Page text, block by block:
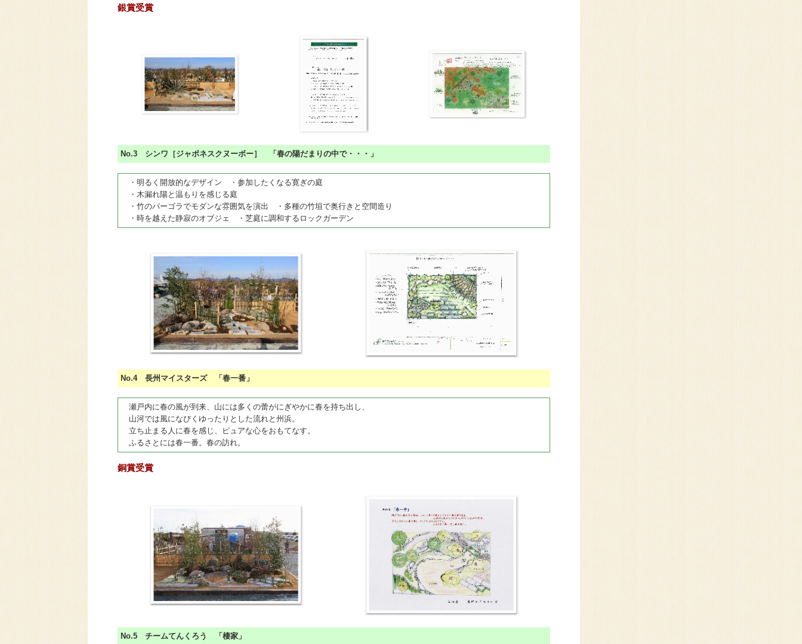
銀賞受賞
No.3 シンワ［ジャポネスクヌーボー］ 「春の陽だまりの中で・・・」
・明るく開放的なデザイン ・参加したくなる寛ぎの庭
・木漏れ陽と温もりを感じる庭
・竹のパーゴラでモダンな雰囲気を演出 ・多種の竹垣で奥行きと空間造り
・時を越えた静寂のオブジェ ・芝庭に調和するロックガーデン
No.4 長州マイスターズ 「春一番」
瀬戸内に春の風が到来、山には多くの蕾がにぎやかに春を持ち出し、
山河では風になびくゆったりとした流れと州浜。
立ち止まる人に春を感じ、ピュアな心をおもてなす。
ふるさとには春一番。春の訪れ。
銅賞受賞
No.5 チームてんくろう 「棲家」